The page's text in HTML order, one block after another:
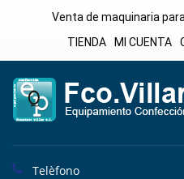
Venta de maquinaria
TIENDA
MI CUENTA
Telèfono